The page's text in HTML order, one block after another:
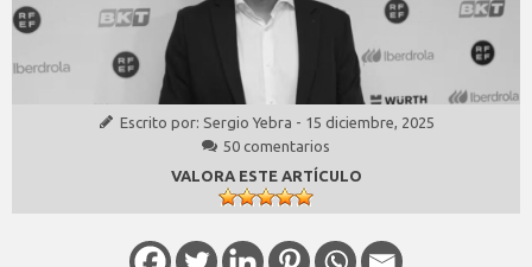
Escrito por: Sergio Yebra - 15 diciembre, 2025
50 comentarios
VALORA ESTE ARTÍCULO